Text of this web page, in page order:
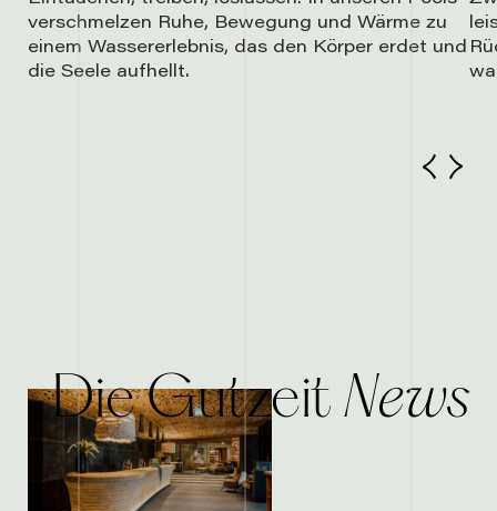
verschmelzen Ruhe, Bewegung und Wärme zu
einem Wassererlebnis, das den Körper erdet und
die Seele aufhellt.
Die GutzeitNews